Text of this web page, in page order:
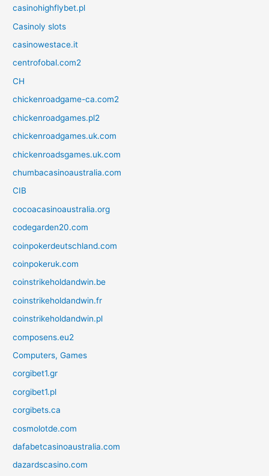
casinohighflybet.pl
Casinoly slots
casinowestace.it
centrofobal.com2
CH
chickenroadgame-ca.com2
chickenroadgames.pl2
chickenroadgames.uk.com
chickenroadsgames.uk.com
chumbacasinoaustralia.com
CIB
cocoacasinoaustralia.org
codegarden20.com
coinpokerdeutschland.com
coinpokeruk.com
coinstrikeholdandwin.be
coinstrikeholdandwin.fr
coinstrikeholdandwin.pl
composens.eu2
Computers, Games
corgibet1.gr
corgibet1.pl
corgibets.ca
cosmolotde.com
dafabetcasinoaustralia.com
dazardscasino.com